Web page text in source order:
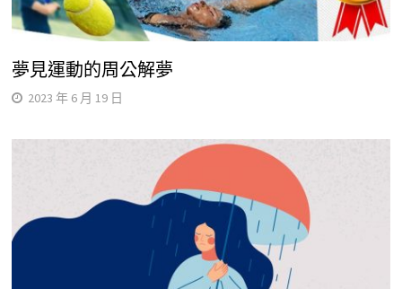
夢見運動的周公解夢
2023 年 6 月 19 日